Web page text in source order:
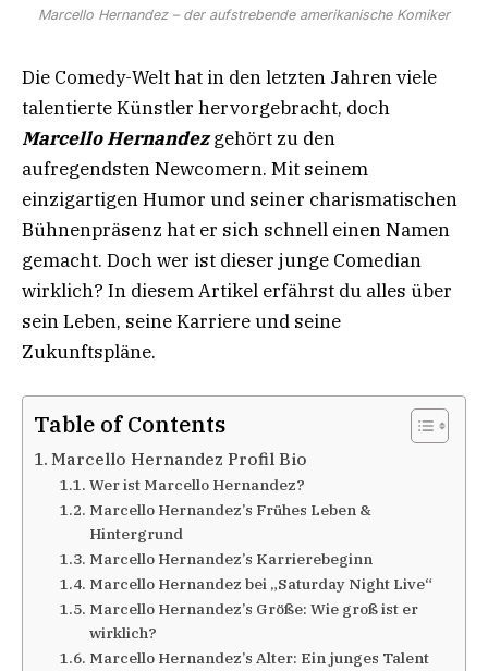
Marcello Hernandez – der aufstrebende amerikanische Komiker
Die Comedy-Welt hat in den letzten Jahren viele
talentierte Künstler hervorgebracht, doch
Marcello Hernandezgehört zu den
aufregendsten Newcomern. Mit seinem
einzigartigen Humor und seiner charismatischen
Bühnenpräsenz hat er sich schnell einen Namen
gemacht. Doch wer ist dieser junge Comedian
wirklich? In diesem Artikel erfährst du alles über
sein Leben, seine Karriere und seine
Zukunftspläne.
Table of Contents
Marcello Hernandez Profil Bio
Wer ist Marcello Hernandez?
Marcello Hernandez’s Frühes Leben &
Hintergrund
Marcello Hernandez’s Karrierebeginn
Marcello Hernandez bei „Saturday Night Live“
Marcello Hernandez’s Größe: Wie groß ist er
wirklich?
Marcello Hernandez’s Alter: Ein junges Talent